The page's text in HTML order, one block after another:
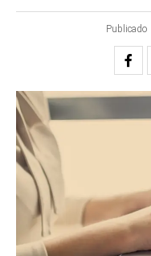
Publicado